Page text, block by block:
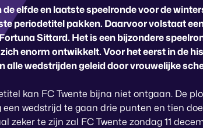
de elfde en laatste speelronde voor de
periodetitel pakken. Daarvoor volstaat
Sittard. Het is een bijzondere
enorm ontwikkelt. Voor het eerst in de
alle wedstrijden geleid door vrouwelijke
kan FC Twente bijna niet ontgaan. De
wedstrijd te gaan drie punten en tien
zeker te zijn zal FC Twente zondag 11